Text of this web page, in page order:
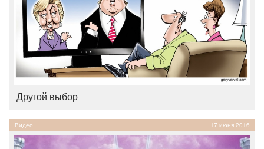
Другой выбор
Видео 17 июня 2016